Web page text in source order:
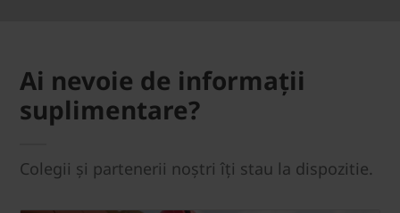
Ai nevoie de informații
suplimentare?
Colegii și partenerii noștri îți stau la dispozitie.